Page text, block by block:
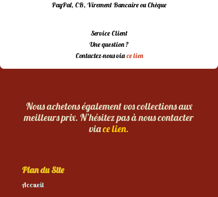
PayPal, CB, Virement Bancaire ou Chèque
Service Client
Une question ?
Contactez-nous viace lien
Nous achetons également vos collections aux
meilleurs prix. N’hésitez pas à nous contacter
viace lien.
Plan du Site
Accueil